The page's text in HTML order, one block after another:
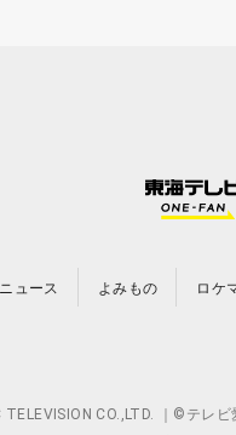
ニュース よみもの ロケ
CO.,LTD. ｜©テレ